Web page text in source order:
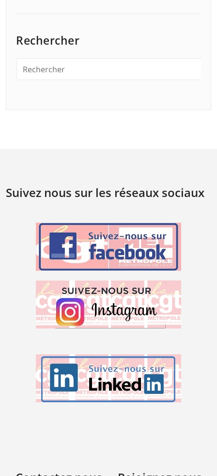
Rechercher
Suivez nous sur les réseaux sociaux